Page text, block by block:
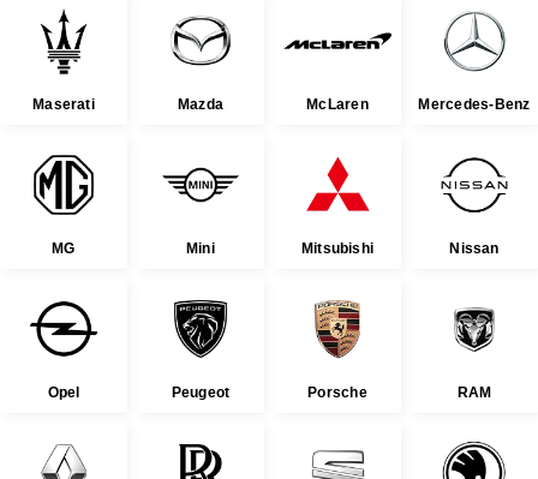
Maserati Mazda McLaren Mercedes-Benz
MG Mini Mitsubishi Nissan
Opel Peugeot Porsche RAM